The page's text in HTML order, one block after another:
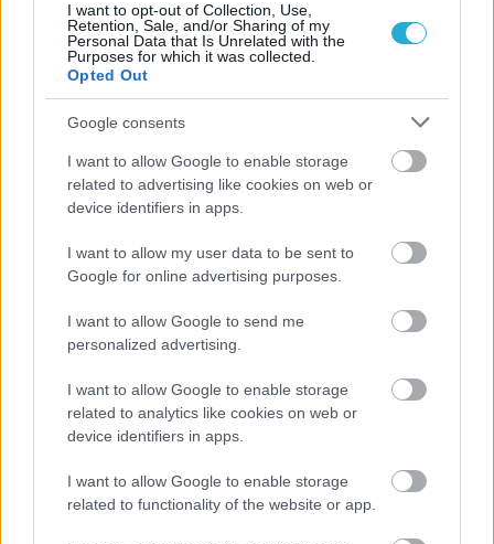
I want to opt-out of Collection, Use,
Retention, Sale, and/or Sharing of my
Personal Data that Is Unrelated with the
Purposes for which it was collected.
Opted Out
Google consents
I want to allow Google to enable storage
related to advertising like cookies on web or
device identifiers in apps.
I want to allow my user data to be sent to
Google for online advertising purposes.
I want to allow Google to send me
personalized advertising.
I want to allow Google to enable storage
related to analytics like cookies on web or
device identifiers in apps.
I want to allow Google to enable storage
related to functionality of the website or app.